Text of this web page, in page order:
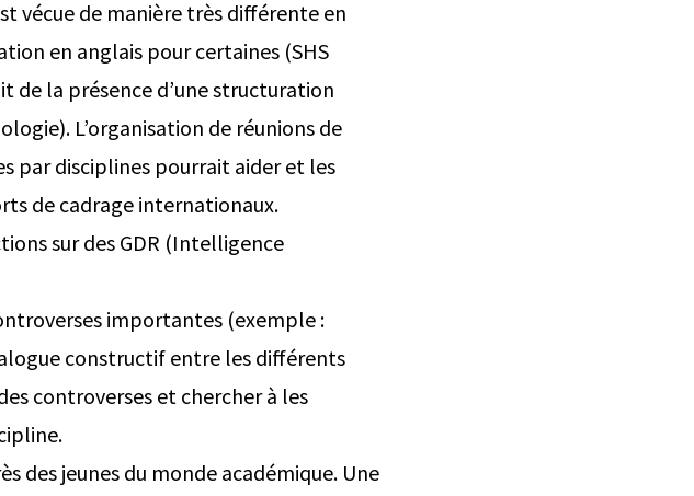
vécue de manière très différente en
en anglais pour certaines (SHS
de la présence d’une structuration
L’organisation de réunions de
par disciplines pourrait aider et les
de cadrage internationaux.
sur des GDR (Intelligence
importantes (exemple :
constructif entre les différents
controverses et chercher à les
des jeunes du monde académique. Une